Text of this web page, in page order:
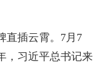
直插云霄。7月7
，习近平总书记来